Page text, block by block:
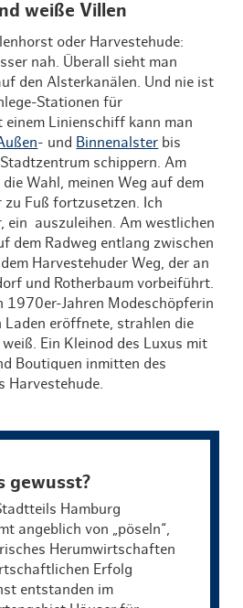
weiße Villen
oder Harvestehude:
nah. Überall sieht man
den Alsterkanälen. Und nie ist
Stationen für
einem Linienschiff kann man
- und Binnenalster bis
schippern. Am
Wahl, meinen Weg auf dem
Fuß fortzusetzen. Ich
ein auszuleihen. Am westlichen
dem Radweg entlang zwischen
Harvestehuder Weg, der an
und Rotherbaum vorbeiführt.
1970er-Jahren Modeschöpferin
Laden eröffnete, strahlen die
Ein Kleinod des Luxus mit
Boutiquen inmitten des
Harvestehude.
gewusst?
Hamburg
angeblich von „pöseln“,
Herumwirtschaften
Erfolg
entstanden im